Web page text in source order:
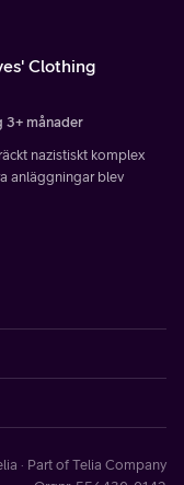
Clothing
3+ månader
nazistiskt komplex
anläggningar blev
· Part of Telia Company